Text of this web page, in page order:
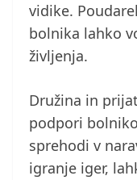
vidike.
bolnika lahko
življenja.
Družina in
podpori
sprehodi v
igranje iger,